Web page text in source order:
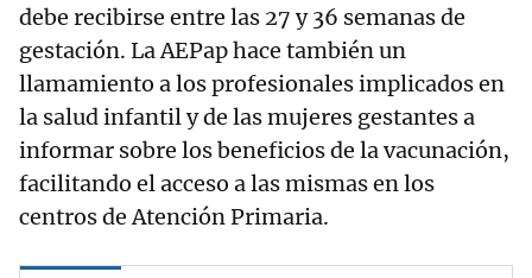
debe recibirse entre las 27 y 36 semanas de
gestación. La AEPap hace también un
llamamiento a los profesionales implicados en
la salud infantil y de las mujeres gestantes a
informar sobre los beneficios de la vacunación,
facilitando el acceso a las mismas en los
centros de Atención Primaria.